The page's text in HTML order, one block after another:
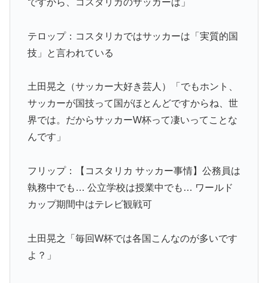
テロップ：コスタリカではサッカーは「実質的国
技」と言われている
土田晃之（サッカー大好き芸人）「でもホント、
サッカーが国技って国がほとんどですからね、世
界では。だからサッカーW杯って凄いってことな
んです」
フリップ：【コスタリカ サッカー事情】公務員は
執務中でも… 公立学校は授業中でも… ワールド
カップ期間中はテレビ観戦可
土田晃之「毎回W杯では各国こんなのが多いです
よ？」